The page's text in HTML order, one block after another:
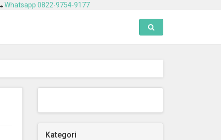
Whatsapp 0822-9754-9177
Toggle search
Kategori